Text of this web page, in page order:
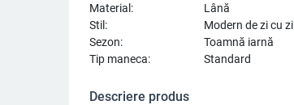
Material: Lână
Stil:
Modern de zi cu zi
Sezon:
Toamnă iarnă
Tip maneca:
Standard
Descriere produs